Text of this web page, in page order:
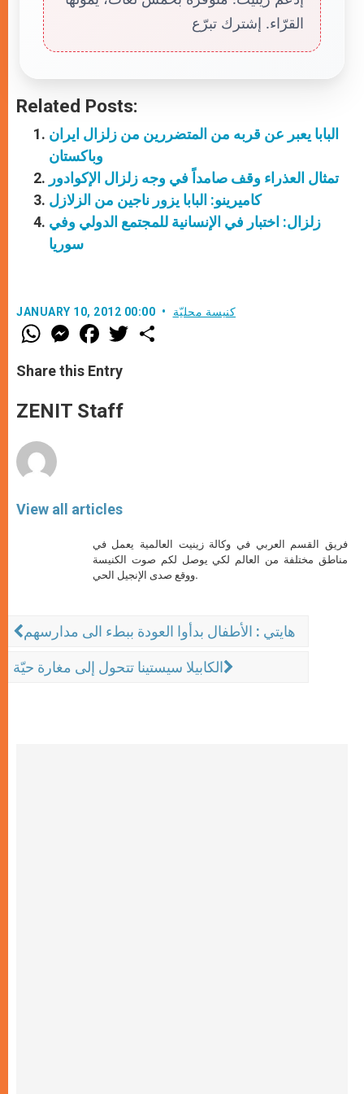
القرّاء. إشترك تبرّع
Related Posts:
البابا يعبر عن قربه من المتضررين من زلزال ايران
وباكستان
تمثال العذراء وقف صامداً في وجه زلزال الإكوادور
كاميرينو: البابا يزور ناجين من الزلازل
زلزال: اختبار في الإنسانية للمجتمع الدولي وفي
سوريا
JANUARY 10, 2012 00:00 كنيسة محليّة
W
h
t
s
p
p
M
e
s
e
g
e
F
a
e
b
o
k
w
Share this Entry
ZENIT Staff
View all articles
فريق القسم العربي في وكالة زينيت العالمية يعمل في
مناطق مختلفة من العالم لكي يوصل لكم صوت الكنيسة
ووقع صدى الإنجيل الحي.
هايتي : الأطفال بدأوا العودة ببطء الى مدارسهم
الكابيلا سيستينا تتحول إلى مغارة حيّة